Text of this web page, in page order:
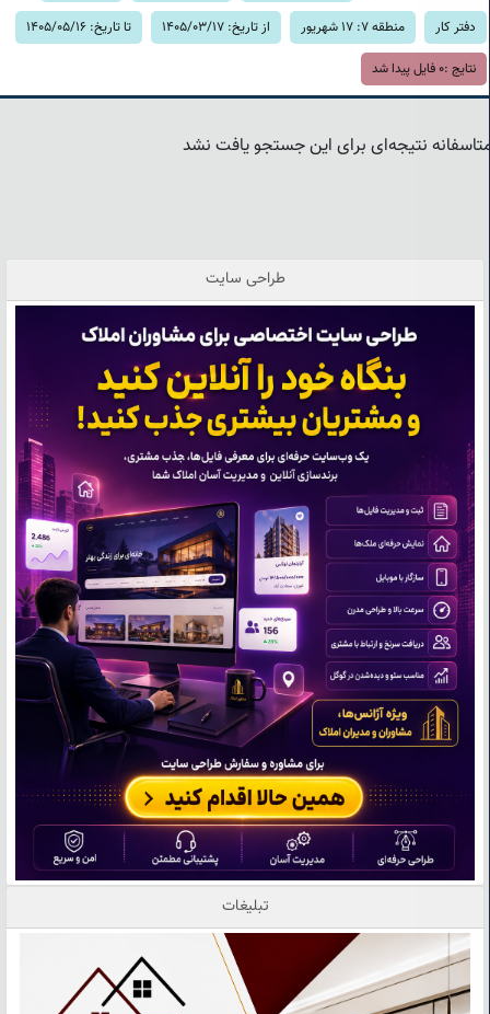
دفتر کار منطقه 7: 17 شهریور از تاریخ: 1405/03/17 تا تاریخ: 1405/05/16
نتایج :0 فایل پیدا شد
نتیجه‌ای برای این جستجو یافت نشد
طراحی سایت
تبلیغات